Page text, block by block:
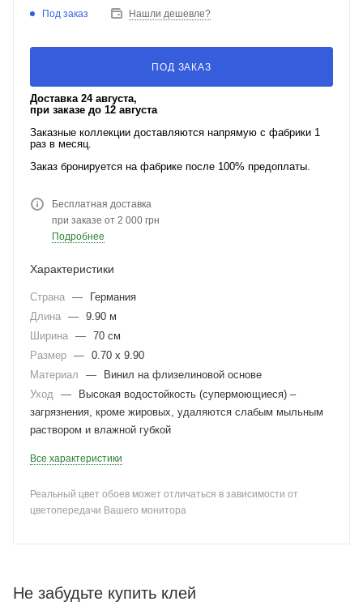
Под заказ Нашли дешевле?
ПОД ЗАКАЗ
Доставка 24 августа,
при заказе до 12 августа
Заказные коллекции доставляются напрямую с фабрики 1
раз в месяц.
Заказ бронируется на фабрике после 100% предоплаты.
Бесплатная доставка
при заказе от 2 000 грн
Подробнее
Характеристики
Страна —
Германия
Длина — 9.90 м
Ширина — 70 см
Размер — 0.70 x 9.90
Материал
—
Винил на флизелиновой основе
Уход —
Высокая водостойкость (супермоющиеся) –
загрязнения, кроме жировых, удаляются слабым мыльным
раствором и влажной губкой
Все характеристики
Реальный цвет обоев может отличаться в зависимости от
цветопередачи Вашего монитора
Не забудьте купить клей